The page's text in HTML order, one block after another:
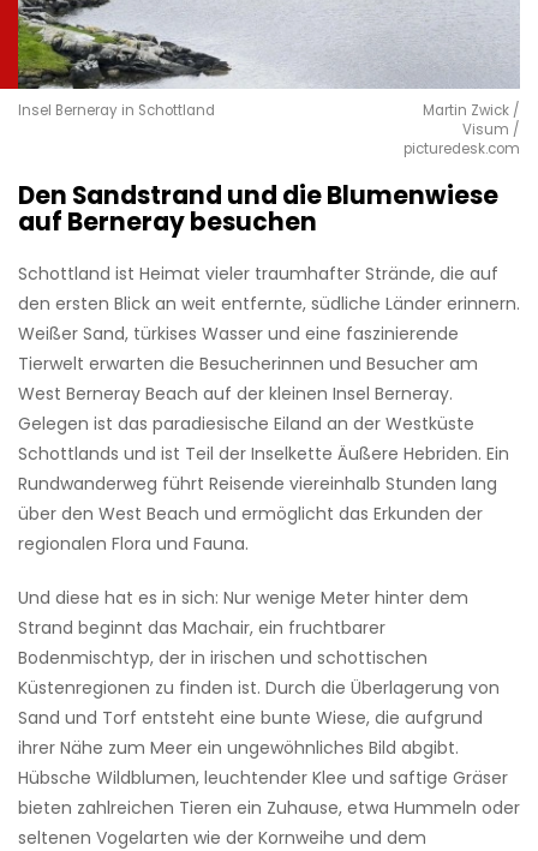
Insel Berneray in Schottland
Martin Zwick /
Visum /
picturedesk.com
Den Sandstrand und die Blumenwiese
auf Berneray besuchen
Schottland ist Heimat vieler traumhafter Strände, die auf
den ersten Blick an weit entfernte, südliche Länder erinnern.
Weißer Sand, türkises Wasser und eine faszinierende
Tierwelt erwarten die Besucherinnen und Besucher am
West Berneray Beach auf der kleinen Insel Berneray.
Gelegen ist das paradiesische Eiland an der Westküste
Schottlands und ist Teil der Inselkette Äußere Hebriden. Ein
Rundwanderweg führt Reisende viereinhalb Stunden lang
über den West Beach und ermöglicht das Erkunden der
regionalen Flora und Fauna.
Und diese hat es in sich: Nur wenige Meter hinter dem
Strand beginnt das Machair, ein fruchtbarer
Bodenmischtyp, der in irischen und schottischen
Küstenregionen zu finden ist. Durch die Überlagerung von
Sand und Torf entsteht eine bunte Wiese, die aufgrund
ihrer Nähe zum Meer ein ungewöhnliches Bild abgibt.
Hübsche Wildblumen, leuchtender Klee und saftige Gräser
bieten zahlreichen Tieren ein Zuhause, etwa Hummeln oder
seltenen Vogelarten wie der Kornweihe und dem